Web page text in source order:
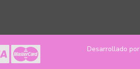
Desarrollado por